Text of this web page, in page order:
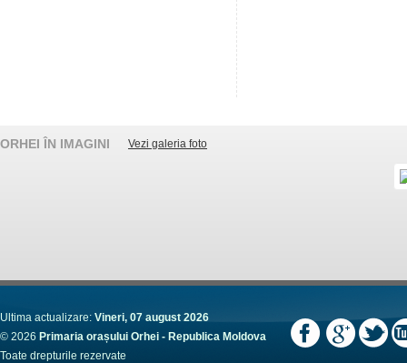
ORHEI ÎN IMAGINI Vezi galeria foto
Ultima actualizare: Vineri, 07 august 2026
© 2026 Primaria orașului Orhei - Republica Moldova
Toate drepturile rezervate